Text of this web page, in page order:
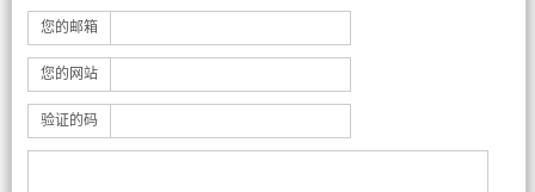
您的邮箱
您的网站
验证的码